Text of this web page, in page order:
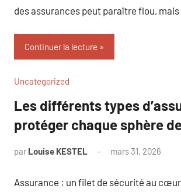
des assurances peut paraître flou,
Continuer la lecture
Uncategorized
Les différents types
protéger chaque sphère
par Louise KESTEL mars 31, 2026
Assurance : un filet de sécurité au cœur